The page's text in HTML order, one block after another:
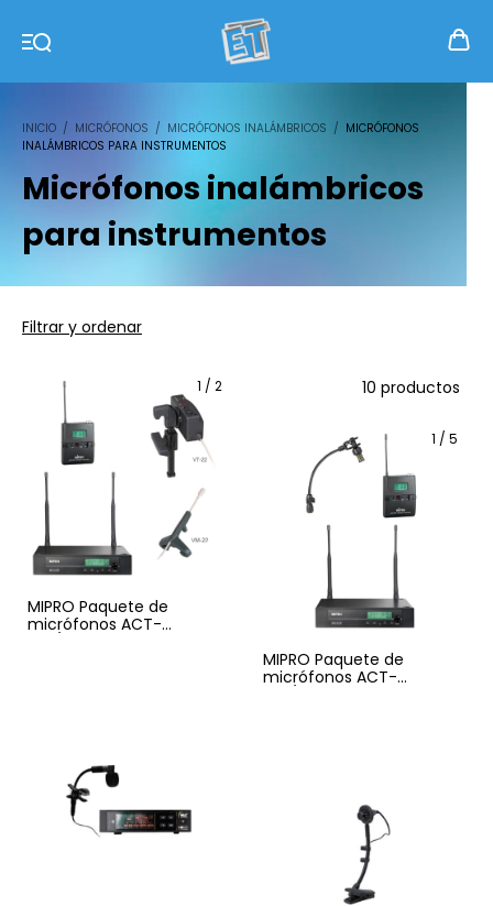
INICIO / MICRÓFONOS / MICRÓFONOS INALÁMBRICOS / MICRÓFONOS
INALÁMBRICOS PARA INSTRUMENTOS
Micrófonos inalámbricos
para instrumentos
Filtrar y ordenar
10 productos
1 / 2
MIPRO Paquete de
micrófonos ACT-
1 / 5
MIPRO Paquete de
micrófonos ACT-